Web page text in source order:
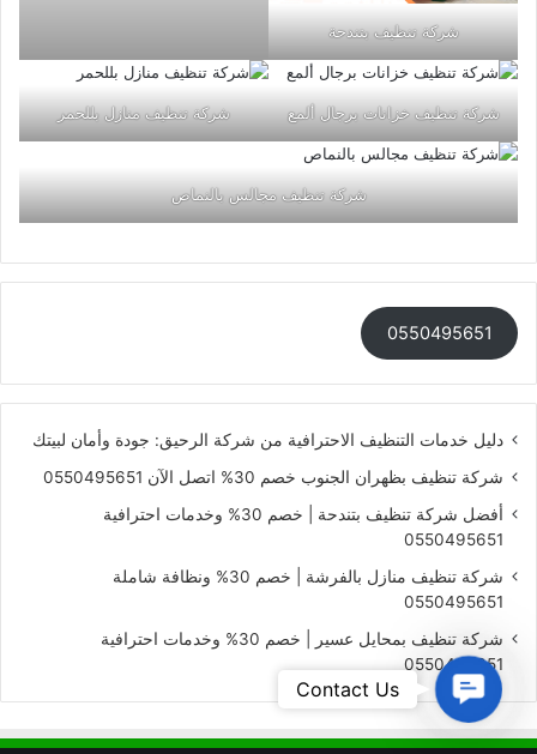
شركة تنظيف بتندحة
شركة تنظيف خزانات برجال ألمع شركة تنظيف منازل بللحمر
شركة تنظيف مجالس بالنماص
0550495651
دليل خدمات التنظيف الاحترافية من شركة الرحيق: جودة وأمان لبيتك
شركة تنظيف بظهران الجنوب خصم 30% اتصل الآن 0550495651
أفضل شركة تنظيف بتندحة | خصم 30% وخدمات احترافية
0550495651
شركة تنظيف منازل بالفرشة | خصم 30% ونظافة شاملة
0550495651
شركة تنظيف بمحايل عسير | خصم 30% وخدمات احترافية
0550495651
Contact
Us
Contact Us